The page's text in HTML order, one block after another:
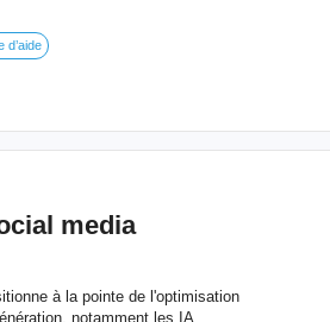
d’aide
media
à la pointe de l'optimisation
notamment les IA